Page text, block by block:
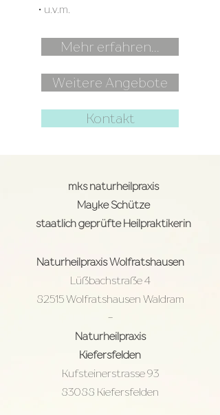
• u.v.m.
Mehr erfahren...
Weitere Angebote
Kontakt
mks naturheilpraxis
Mayke Schütze
staatlich geprüfte Heilpraktikerin
NaturheilpraxisWolfratshausen
Lüßbachstraße 4
82515 Wolfratshausen Waldram
-
Naturheilpraxis
Kiefersfelden
Kufsteinerstrasse 93
83088 Kiefersfelden